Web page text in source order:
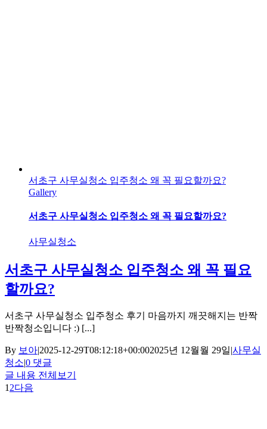
서초구 사무실청소 입주청소 왜 꼭 필요할까요?
Gallery
서초구 사무실청소 입주청소 왜 꼭 필요할까요?
사무실청소
서초구 사무실청소 입주청소 왜 꼭 필요
할까요?
서초구 사무실청소 입주청소 후기 마음까지 깨끗해지는 반짝
반짝청소입니다 :) [...]
By 보아|2025-12-29T08:12:18+00:002025년 12월월 29일|사무실
청소|0 댓글
글 내용 전체보기
12다음